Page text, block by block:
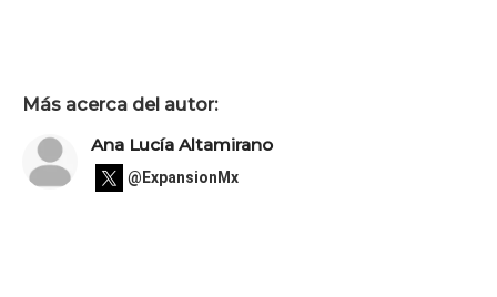
Más acerca del autor:
Ana Lucía Altamirano
@ExpansionMx